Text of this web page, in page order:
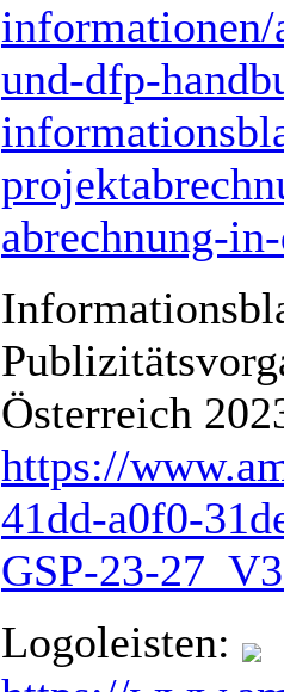
und-dfp-
abrechnung-
Österreich
https://
41dd-a0f0-
GSP-23-
Logoleisten: